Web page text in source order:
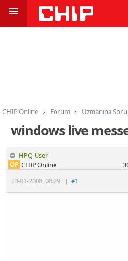
CHIP Online Forum Uzmanına
windows live
HPQ-User
23-01-2008,08:29 |#1
OP CHIP Online